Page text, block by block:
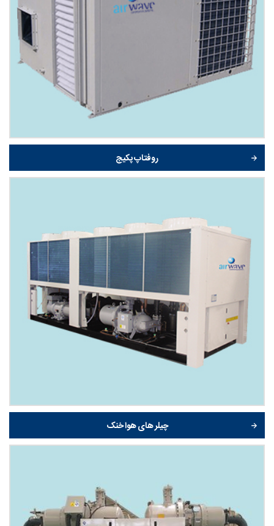
روفتاپ پکیج
چیلر های هوا خنک